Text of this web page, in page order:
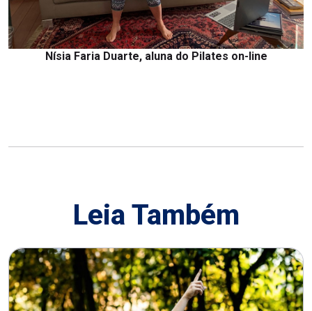
Nísia Faria Duarte, aluna do Pilates on-line
Leia Também